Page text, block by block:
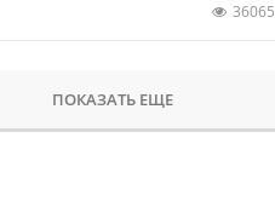
36065
ПОКАЗАТЬ ЕЩЕ